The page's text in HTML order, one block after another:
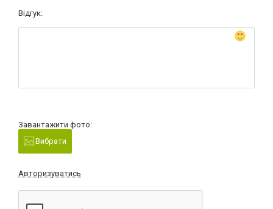
Відгук:
Завантажити фото:
Вибрати
Авторизуватись